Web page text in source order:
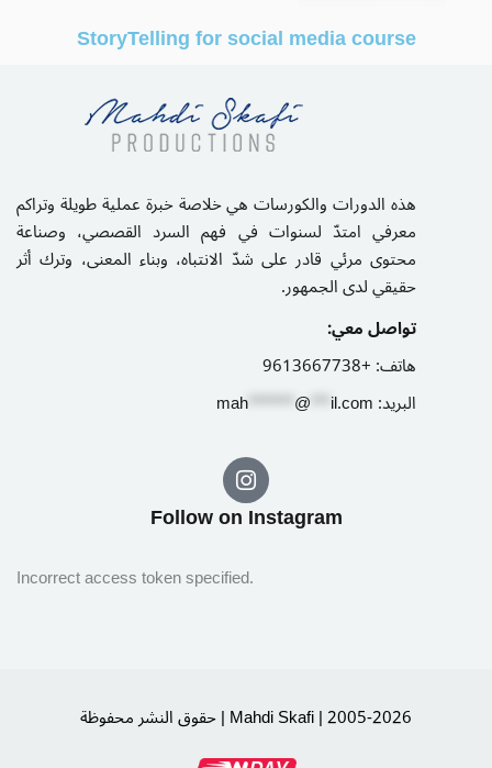
StoryTelling for social media course
هذه الدورات والكورسات هي خلاصة خبرة عملية طويلة وتراكم
معرفي امتدّ لسنوات في فهم السرد القصصي، وصناعة
محتوى مرئي قادر على شدّ الانتباه، وبناء المعنى، وترك أثر
حقيقي لدى الجمهور.
تواصل معي:
هاتف:+9613667738
البريد:
mah*******@***il.com
Follow on Instagram​
Incorrect access token specified.
حقوق النشر محفوظة | Mahdi Skafi | 2005-2026